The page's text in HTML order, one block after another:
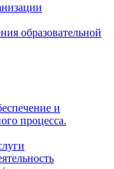
образовательной
и
процесса.